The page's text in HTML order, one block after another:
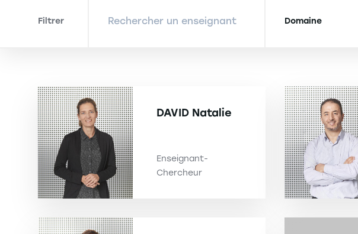
Filtrer
DAVID Natalie
Enseignant-
Chercheur